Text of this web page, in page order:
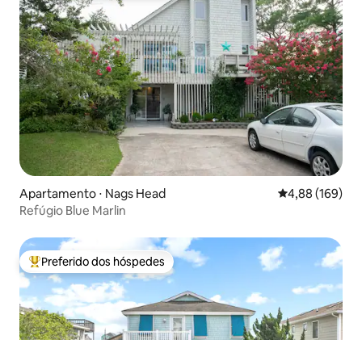
Apartamento ⋅ Nags Head 4,88 de uma
4,88 (169)
Refúgio Blue Marlin
Entre os melhores preferidos dos hóspedes
Preferido dos hóspedes